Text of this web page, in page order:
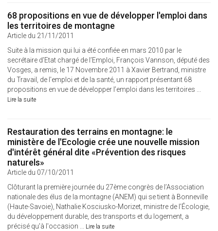
68 propositions en vue de développer l'emploi dans
les territoires de montagne
Article du 21/11/2011
Suite à la mission qui lui a été confiée en mars 2010 par le
secrétaire d’Etat chargé de l’Emploi, François Vannson, député des
Vosges, a remis, le 17 Novembre 2011 à Xavier Bertrand, ministre
du Travail, de l'emploi et de la santé, un rapport présentant 68
propositions en vue de développer l’emploi dans les territoires ...
Lire la suite
Restauration des terrains en montagne: le
ministère de l'Ecologie crée une nouvelle mission
d'intérêt général dite «Prévention des risques
naturels»
Article du 07/10/2011
Clôturant la première journée du 27ème congrès de l’Association
nationale des élus de la montagne (ANEM) qui se tient à Bonneville
(Haute-Savoie), Nathalie Kosciusko-Morizet, ministre de l’Écologie,
du développement durable, des transports et du logement, a
précisé qu'à l'occasion ... Lire la suite